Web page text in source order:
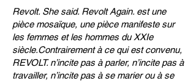
Revolt. She said. Revolt Again. est une
pièce mosaïque, une pièce manifeste sur
les femmes et les hommes du XXIe
siècle.Contrairement à ce qui est convenu,
REVOLT. n’incite pas à parler, n’incite pas à
travailler, n’incite pas à se marier ou à se